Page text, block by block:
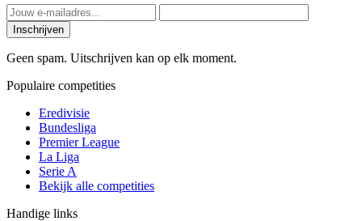
Inschrijven
Geen spam. Uitschrijven kan op elk moment.
Populaire competities
Eredivisie
Bundesliga
Premier League
La Liga
Serie A
Bekijk alle competities
Handige links